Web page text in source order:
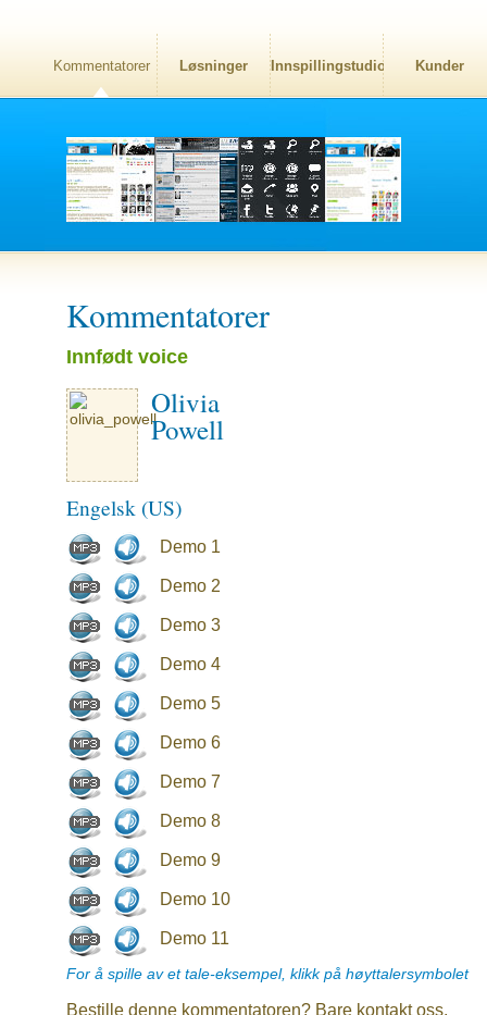
Kommentatorer Løsninger Innspillingstudio Kunder
Kommentatorer
Innfødt voice
Olivia
Powell
Engelsk (US)
Demo 1
Demo 2
Demo 3
Demo 4
Demo 5
Demo 6
Demo 7
Demo 8
Demo 9
Demo 10
Demo 11
For å spille av et tale-eksempel, klikk på høyttalersymbolet
Bestille denne kommentatoren? Bare kontakt oss.